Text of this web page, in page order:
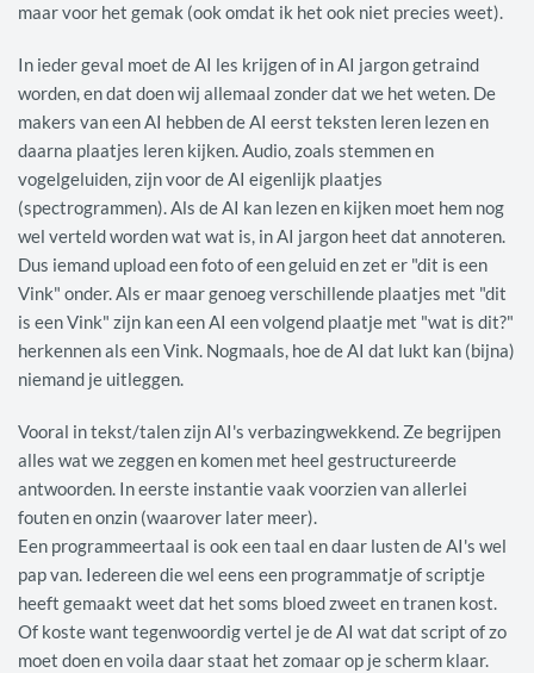
maar voor het gemak (ook omdat ik het ook niet precies weet).
In ieder geval moet de AI les krijgen of in AI jargon getraind
worden, en dat doen wij allemaal zonder dat we het weten. De
makers van een AI hebben de AI eerst teksten leren lezen en
daarna plaatjes leren kijken. Audio, zoals stemmen en
vogelgeluiden, zijn voor de AI eigenlijk plaatjes
(spectrogrammen). Als de AI kan lezen en kijken moet hem nog
wel verteld worden wat wat is, in AI jargon heet dat annoteren.
Dus iemand upload een foto of een geluid en zet er "dit is een
Vink" onder. Als er maar genoeg verschillende plaatjes met "dit
is een Vink" zijn kan een AI een volgend plaatje met "wat is dit?"
herkennen als een Vink. Nogmaals, hoe de AI dat lukt kan (bijna)
niemand je uitleggen.
Vooral in tekst/talen zijn AI's verbazingwekkend. Ze begrijpen
alles wat we zeggen en komen met heel gestructureerde
antwoorden. In eerste instantie vaak voorzien van allerlei
fouten en onzin (waarover later meer).
Een programmeertaal is ook een taal en daar lusten de AI's wel
pap van. Iedereen die wel eens een programmatje of scriptje
heeft gemaakt weet dat het soms bloed zweet en tranen kost.
Of koste want tegenwoordig vertel je de AI wat dat script of zo
moet doen en voila daar staat het zomaar op je scherm klaar.